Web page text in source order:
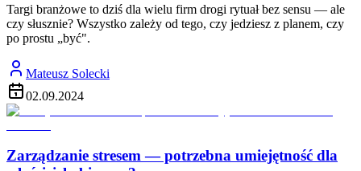
Targi branżowe to dziś dla wielu firm drogi rytuał bez sensu — ale
czy słusznie? Wszystko zależy od tego, czy jedziesz z planem, czy
po prostu „być".
Mateusz Solecki
02.09.2024
Zarządzanie stresem — potrzebna umiejętność dla